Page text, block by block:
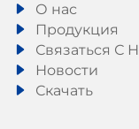
О нас
Продукция
Связаться С
Новости
Скачать